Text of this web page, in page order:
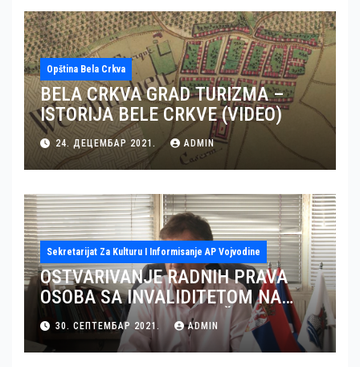
Opština Bela Crkva
BELA CRKVA GRAD TURIZMA –
ISTORIJA BELE CRKVE (VIDEO)
24. ДЕЦЕМБАР 2021. ADMIN
Sekretarijat Za Kulturu I Informisanje AP Vojvodine
OSTVARIVANJE RADNIH PRAVA
OSOBA SA INVALIDITETOM NA
TERITORIJI OKRUGA JUŽNI BANAT
– GRAD PANČEVO
30. СЕПТЕМБАР 2021. ADMIN